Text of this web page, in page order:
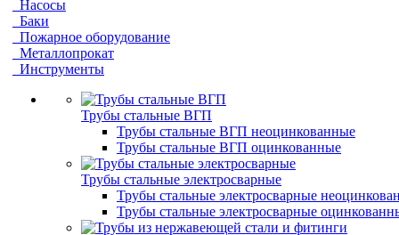
Насосы
Баки
Пожарное оборудование
Металлопрокат
Инструменты
Трубы стальные ВГП
Трубы стальные ВГП неоцинкованные
Трубы стальные ВГП оцинкованные
Трубы стальные электросварные
Трубы стальные электросварные
Трубы стальные электросварные